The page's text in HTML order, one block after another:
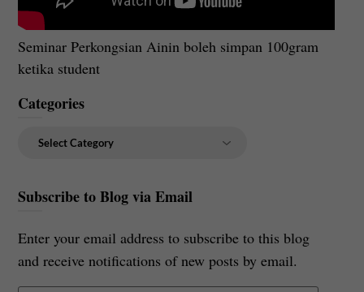
Seminar Perkongsian Ainin boleh simpan 100gram
ketika student
Categories
Categories
Subscribe to Blog via Email
Enter your email address to subscribe to this blog
and receive notifications of new posts by email.